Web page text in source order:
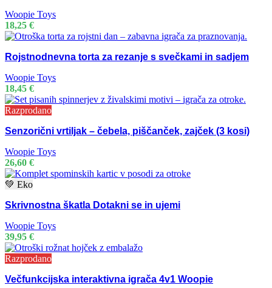
Woopie Toys
18,25 €
Rojstnodnevna torta za rezanje s svečkami in sadjem
Woopie Toys
18,45 €
Razprodano
Senzorični vrtiljak – čebela, piščanček, zajček (3 kosi)
Woopie Toys
26,60 €
💚 Eko
Skrivnostna škatla Dotakni se in ujemi
Woopie Toys
39,95 €
Razprodano
Večfunkcijska interaktivna igrača 4v1 Woopie